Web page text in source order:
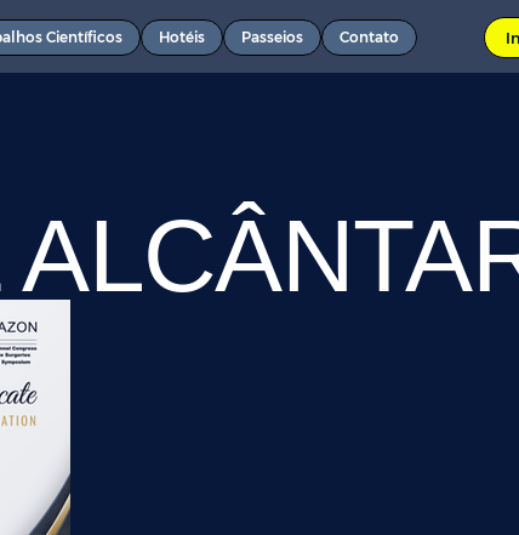
Científicos Hotéis Passeios Contato